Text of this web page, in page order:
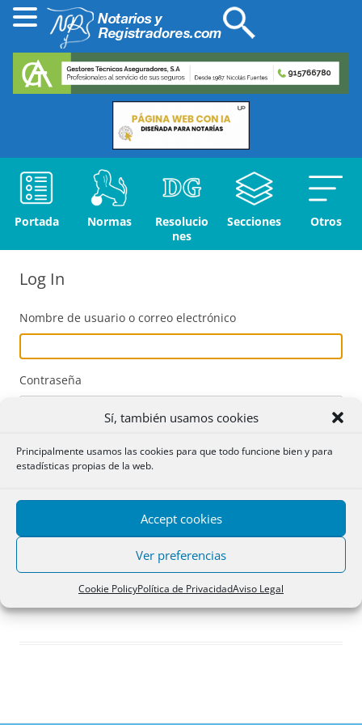
Sí, también usamos cookies
Principalmente usamos las cookies para que todo funcione bien y para
estadísticas propias de la web.
Accept cookies
Ver preferencias
Cookie PolicyPolítica de PrivacidadAviso Legal
Portada Normas
Resolucio
nes
Secciones Otros
Log In
Nombre de usuario o correo electrónico
Contraseña
Acceder
Registro
¿Has olvidado tu contraseña?